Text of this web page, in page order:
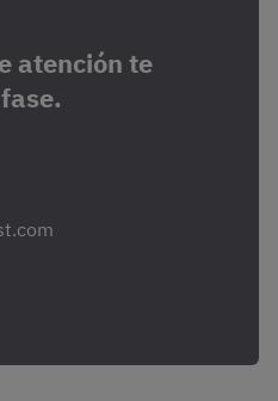
atención te